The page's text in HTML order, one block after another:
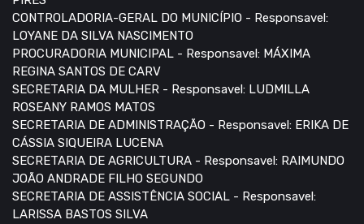
CONTROLADORIA-GERAL DO MUNICÍPIO - Responsavel:
LOYANE DA SILVA NASCIMENTO
PROCURADORIA MUNICIPAL - Responsavel: MÁXIMA
REGINA SANTOS DE CARV
SECRETARIA DA MULHER - Responsavel: LUDMILLA
ROSEANY RAMOS MATOS
SECRETARIA DE ADMINISTRAÇÃO - Responsavel: ERIKA DE
CÁSSIA SIQUEIRA LUCENA
SECRETARIA DE AGRICULTURA - Responsavel: RAIMUNDO
JOÃO ANDRADE FILHO SEGUNDO
SECRETARIA DE ASSISTÊNCIA SOCIAL - Responsavel:
LARISSA BASTOS SILVA